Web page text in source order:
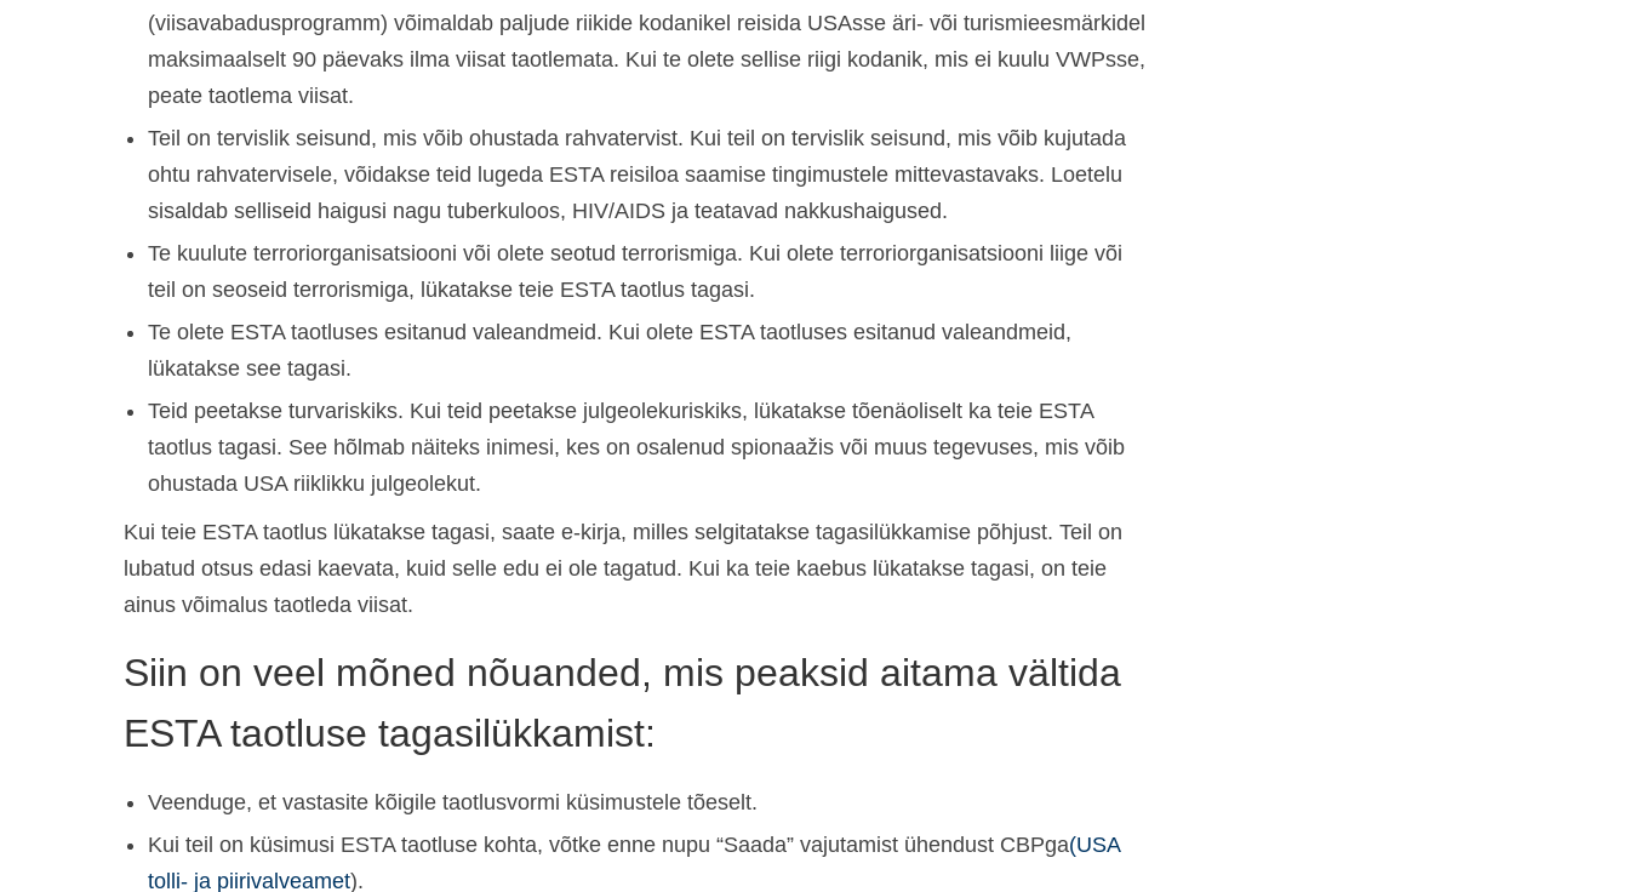
(viisavabadusprogramm) võimaldab paljude riikide kodanikel reisida USAsse äri- või turismieesmärkidel
maksimaalselt 90 päevaks ilma viisat taotlemata. Kui te olete sellise riigi kodanik, mis ei kuulu VWPsse,
peate taotlema viisat.
Teil on tervislik seisund, mis võib ohustada rahvatervist. Kui teil on tervislik seisund, mis võib kujutada
ohtu rahvatervisele, võidakse teid lugeda ESTA reisiloa saamise tingimustele mittevastavaks. Loetelu
sisaldab selliseid haigusi nagu tuberkuloos, HIV/AIDS ja teatavad nakkushaigused.
Te kuulute terroriorganisatsiooni või olete seotud terrorismiga. Kui olete terroriorganisatsiooni liige või
teil on seoseid terrorismiga, lükatakse teie ESTA taotlus tagasi.
Te olete ESTA taotluses esitanud valeandmeid. Kui olete ESTA taotluses esitanud valeandmeid,
lükatakse see tagasi.
Teid peetakse turvariskiks. Kui teid peetakse julgeolekuriskiks, lükatakse tõenäoliselt ka teie ESTA
taotlus tagasi. See hõlmab näiteks inimesi, kes on osalenud spionaažis või muus tegevuses, mis võib
ohustada USA riiklikku julgeolekut.
Kui teie ESTA taotlus lükatakse tagasi, saate e-kirja, milles selgitatakse tagasilükkamise põhjust. Teil on
lubatud otsus edasi kaevata, kuid selle edu ei ole tagatud. Kui ka teie kaebus lükatakse tagasi, on teie
ainus võimalus taotleda viisat.
Siin on veel mõned nõuanded, mis peaksid aitama vältida
ESTA taotluse tagasilükkamist:
Veenduge, et vastasite kõigile taotlusvormi küsimustele tõeselt.
Kui teil on küsimusi ESTA taotluse kohta, võtke enne nupu “Saada” vajutamist ühendust CBPga(USA
tolli- ja piirivalveamet).